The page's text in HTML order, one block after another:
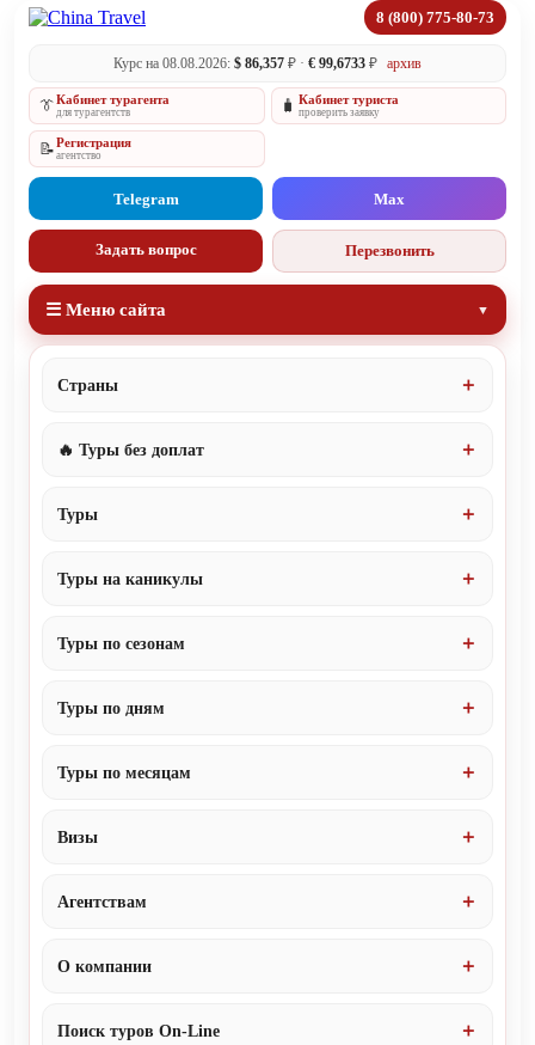
8 (800) 775-80-73
Курс на 08.08.2026: $ 86,357 ₽ · € 99,6733 ₽ архив
👔Кабинет турагента
для турагентств 🧳 Кабинет туриста
проверить заявку
📝Регистрация
агентство
Telegram Max
Задать вопрос Перезвонить
☰ Меню сайта
Страны
🔥 Туры без доплат
Туры
Туры на каникулы
Туры по сезонам
Туры по дням
Туры по месяцам
Визы
Агентствам
О компании
Поиск туров On-Line